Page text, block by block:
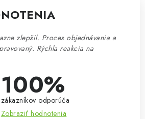
zlepšil. Proces objednávania a
Rýchla reakcia na
100%
zákazníkov odporúča
Zobraziť hodnotenia